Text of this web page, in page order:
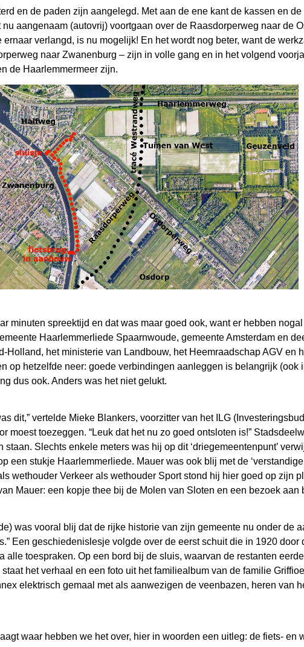
en de paden zijn aangelegd. Met aan de ene kant de kassen en
aangenaam (autovrij) voortgaan over de Raasdorperweg naar de
verlangd, is nu mogelijk! En het wordt nog beter, want de
naar Zwanenburg – zijn in volle gang en in het volgend
de Haarlemmermeer zijn.
minuten spreektijd en dat was maar goed ook, want er hebben
Haarlemmerliede Spaarnwoude, gemeente Amsterdam en
Holland, het ministerie van Landbouw, het Heemraadschap AGV en
op hetzelfde neer: goede verbindingen aanleggen is belangrijk (ook
dus ook. Anders was het niet gelukt.
dit,” vertelde Mieke Blankers, voorzitter van het ILG
moest toezeggen. “Leuk dat het nu zo goed ontsloten is!”
Slechts enkele meters was hij op dit ‘driegemeentenpunt’
een stukje Haarlemmerliede. Mauer was ook blij met de
wethouder Verkeer als wethouder Sport stond hij hier goed op zijn
Mauer: een kopje thee bij de Molen van Sloten en een bezoek aan
was vooral blij dat de rijke historie van zijn gemeente nu onder de
Een geschiedenislesje volgde over de eerst schuit die in 1920
alle toespraken. Op een bord bij de sluis, waarvan de restanten
het verhaal en een foto uit het familiealbum van de familie
elektrisch gemaal met als aanwezigen de veenbazen, heren van
waar hebben we het over, hier in woorden een uitleg: de fiets- en